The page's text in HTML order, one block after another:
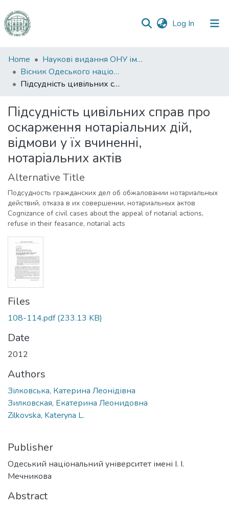
Log In (current)
Communities
&
Collections
Statistics
Home
Наукові видання ОНУ імені І. І. Мечникова
Вісник Одеського національного університету. Правознавство
Підсудність цивільних справ про оскарження нотаріальних дій, відмови у їх вчиненні, нотаріальних актів
Підсудність цивільних справ про
оскарження нотаріальних дій,
відмови у їх вчиненні,
нотаріальних актів
Alternative Title
Подсудность гражданских дел об обжаловании нотариальных
действий, отказа в их совершении, нотариальных актов
Cognizance of civil cases about the appeal of notarial actions,
refuse in their feasance, notarial acts
Files
108-114.pdf(233.13 KB)
Date
2012
Authors
Зілковська, Катерина Леонідівна
Зилковская, Екатерина Леонидовна
Zilkovska, Kateryna L.
Publisher
Одеський національний університет імені І. І.
Мечникова
Abstract